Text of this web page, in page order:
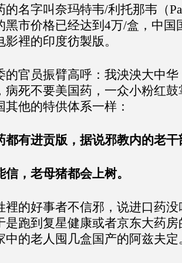
的名字叫奈玛特韦/利托那韦（
黑市价格已经达到4万/盒，中国
影裡的印度彷製版。
的官员振臂高呼：我泱泱大中
病死不要美国药，一众小粉红
其他的特供体系一样：
都有进贡版，据说邪教内的老
，老母猪都会上树。
裡的好事者不信邪，说进口药
是跑到复星健康或者京东大药
中的老人囤几盒国产的阿兹夫